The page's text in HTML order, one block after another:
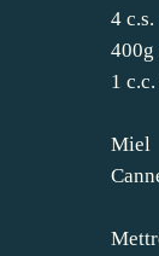
4
400g
1
Miel